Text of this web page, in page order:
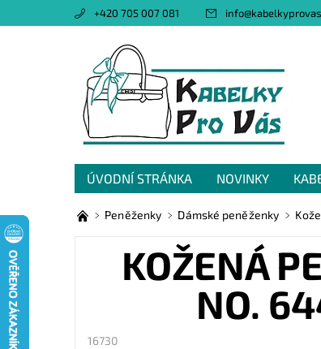
+420 705 007 081 info@
ÚVODNÍ STRÁNKA NOVINKY
OBCHODNÍ PODMÍNKY
GDPR
Peněženky Dámské peněženky
KOŽENÁ
NO.
16730